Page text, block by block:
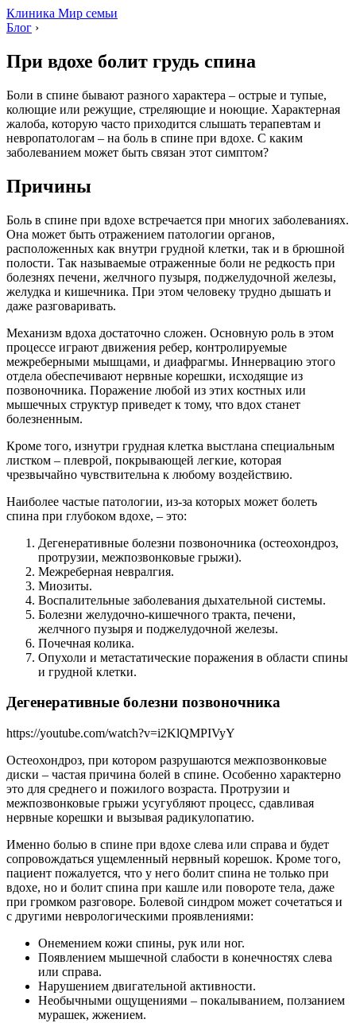
Клиника Мир семьи
Блог ›
При вдохе болит грудь спина
Боли в спине бывают разного характера – острые и тупые,
колющие или режущие, стреляющие и ноющие. Характерная
жалоба, которую часто приходится слышать терапевтам и
невропатологам – на боль в спине при вдохе. С каким
заболеванием может быть связан этот симптом?
Причины
Боль в спине при вдохе встречается при многих заболеваниях.
Она может быть отражением патологии органов,
расположенных как внутри грудной клетки, так и в брюшной
полости. Так называемые отраженные боли не редкость при
болезнях печени, желчного пузыря, поджелудочной железы,
желудка и кишечника. При этом человеку трудно дышать и
даже разговаривать.
Механизм вдоха достаточно сложен. Основную роль в этом
процессе играют движения ребер, контролируемые
межреберными мышцами, и диафрагмы. Иннервацию этого
отдела обеспечивают нервные корешки, исходящие из
позвоночника. Поражение любой из этих костных или
мышечных структур приведет к тому, что вдох станет
болезненным.
Кроме того, изнутри грудная клетка выстлана специальным
листком – плеврой, покрывающей легкие, которая
чрезвычайно чувствительна к любому воздействию.
Наиболее частые патологии, из-за которых может болеть
спина при глубоком вдохе, – это:
Дегенеративные болезни позвоночника (остеохондроз,
протрузии, межпозвонковые грыжи).
Межреберная невралгия.
Миозиты.
Воспалительные заболевания дыхательной системы.
Болезни желудочно-кишечного тракта, печени,
желчного пузыря и поджелудочной железы.
Почечная колика.
Опухоли и метастатические поражения в области спины
и грудной клетки.
Дегенеративные болезни позвоночника
https://youtube.com/watch?v=i2KlQMPIVyY
Остеохондроз, при котором разрушаются межпозвонковые
диски – частая причина болей в спине. Особенно характерно
это для среднего и пожилого возраста. Протрузии и
межпозвонковые грыжи усугубляют процесс, сдавливая
нервные корешки и вызывая радикулопатию.
Именно болью в спине при вдохе слева или справа и будет
сопровождаться ущемленный нервный корешок. Кроме того,
пациент пожалуется, что у него болит спина не только при
вдохе, но и болит спина при кашле или повороте тела, даже
при громком разговоре. Болевой синдром может сочетаться и
с другими неврологическими проявлениями:
Онемением кожи спины, рук или ног.
Появлением мышечной слабости в конечностях слева
или справа.
Нарушением двигательной активности.
Необычными ощущениями – покалыванием, ползанием
мурашек, жжением.